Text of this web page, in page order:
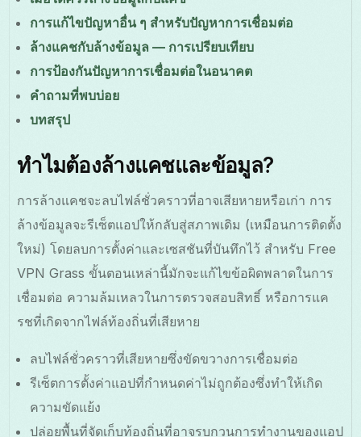
การแก้ไขปัญหาอื่น ๆ สำหรับปัญหาการเชื่อมต่อ
ล้างแคชกับล้างข้อมูล — การเปรียบเทียบ
การป้องกันปัญหาการเชื่อมต่อในอนาคต
คำถามที่พบบ่อย
บทสรุป
ทำไมต้องล้างแคชและข้อมูล?
การล้างแคชจะลบไฟล์ชั่วคราวที่อาจเสียหายหรือเก่า การ
ล้างข้อมูลจะรีเซ็ตแอปให้กลับสู่สภาพเดิม (เหมือนการติดตั้ง
ใหม่) โดยลบการตั้งค่าและเซสชันที่บันทึกไว้ สำหรับ Free
VPN Grass ขั้นตอนเหล่านี้มักจะแก้ไขข้อผิดพลาดในการ
เชื่อมต่อ ความล้มเหลวในการตรวจสอบสิทธิ์ หรือการแค
รชที่เกิดจากไฟล์ท้องถิ่นที่เสียหาย
ลบไฟล์ชั่วคราวที่เสียหายซึ่งขัดขวางการเชื่อมต่อ
รีเซ็ตการตั้งค่าแอปที่กำหนดค่าไม่ถูกต้องซึ่งทำให้เกิด
ความขัดแย้ง
ปล่อยพื้นที่จัดเก็บท้องถิ่นที่อาจรบกวนการทำงานของแอป